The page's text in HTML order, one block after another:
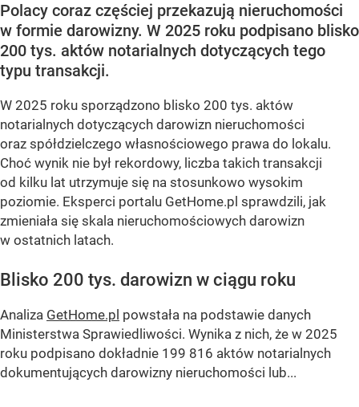
Polacy coraz częściej przekazują nieruchomości
w formie darowizny. W 2025 roku podpisano blisko
200 tys. aktów notarialnych dotyczących tego
typu transakcji.
W 2025 roku sporządzono blisko 200 tys. aktów
notarialnych dotyczących darowizn nieruchomości
oraz spółdzielczego własnościowego prawa do lokalu.
Choć wynik nie był rekordowy, liczba takich transakcji
od kilku lat utrzymuje się na stosunkowo wysokim
poziomie. Eksperci portalu GetHome.pl sprawdzili, jak
zmieniała się skala nieruchomościowych darowizn
w ostatnich latach.
Blisko 200 tys. darowizn w ciągu roku
Analiza GetHome.pl powstała na podstawie danych
Ministerstwa Sprawiedliwości. Wynika z nich, że w 2025
roku podpisano dokładnie 199 816 aktów notarialnych
dokumentujących darowizny nieruchomości lub...